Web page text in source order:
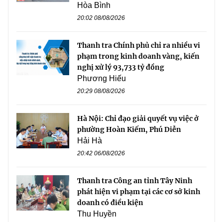
Hòa Bình
20:02 08/08/2026
Thanh tra Chính phủ chỉ ra nhiều vi
phạm trong kinh doanh vàng, kiến
nghị xử lý 93,733 tỷ đồng
Phương Hiếu
20:29 08/08/2026
Hà Nội: Chỉ đạo giải quyết vụ việc ở
phường Hoàn Kiếm, Phú Diễn
Hải Hà
20:42 06/08/2026
Thanh tra Công an tỉnh Tây Ninh
phát hiện vi phạm tại các cơ sở kinh
doanh có điều kiện
Thu Huyền